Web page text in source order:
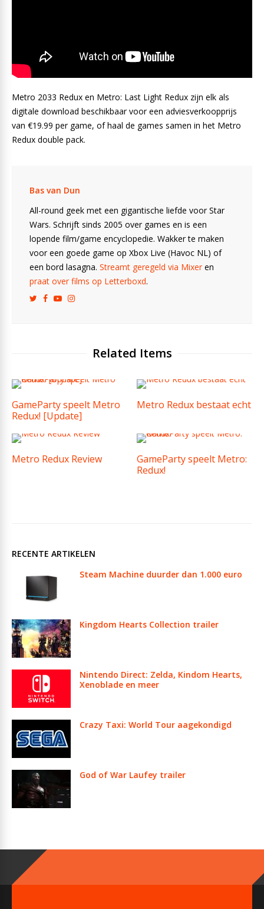
Metro 2033 Redux en Metro: Last Light Redux zijn elk als
digitale download beschikbaar voor een adviesverkoopprijs
van €19.99 per game, of haal de games samen in het Metro
Redux double pack.
Bas van Dun
All-round geek met een gigantische liefde voor Star
Wars. Schrijft sinds 2005 over games en is een
lopende film/game encyclopedie. Wakker te maken
voor een goede game op Xbox Live (Havoc NL) of
een bord lasagna. Streamt geregeld via Mixeren
praat over films op Letterboxd.
Related Items
GameParty speelt Metro
Redux! [Update]
Metro Redux bestaat echt
Metro Redux Review
GameParty speelt Metro:
Redux!
RECENTE ARTIKELEN
Steam Machine duurder dan 1.000 euro
Kingdom Hearts Collection trailer
Nintendo Direct: Zelda, Kindom Hearts,
Xenoblade en meer
Crazy Taxi: World Tour aagekondigd
God of War Laufey trailer